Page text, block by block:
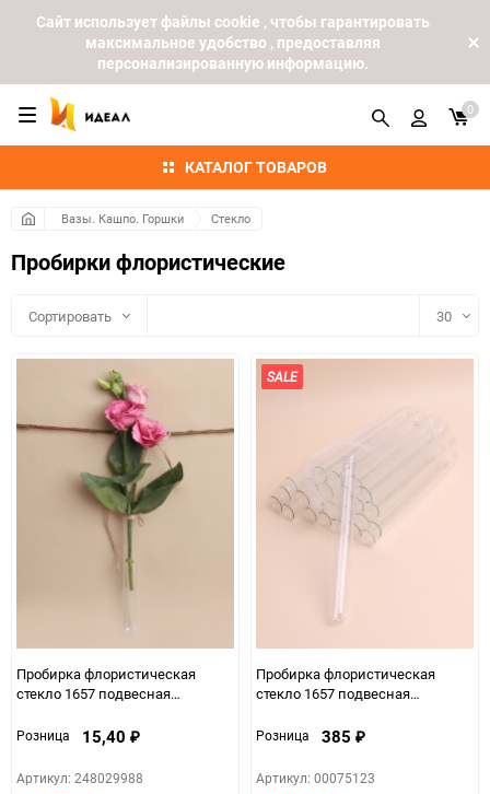
Cайт использует файлы cookie , чтобы гарантировать
максимальное удобство , предоставляя
персонализированную информацию.
КАТАЛОГ ТОВАРОВ
0
Вазы. Кашпо. Горшки Стекло
Пробирки флористические
Сортировать 30
60
Пробирка флористическая
стекло 1657 подвесная
Розница 15,40 ₽
Артикул: 248029988
SALE
Пробирка флористическая
стекло 1657 подвесная
Розница 385 ₽
Артикул: 00075123